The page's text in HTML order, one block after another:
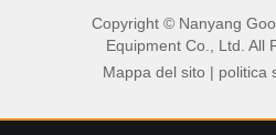
Copyright © Nanyang
Equipment Co., Ltd. All
Mappa del sito| politica